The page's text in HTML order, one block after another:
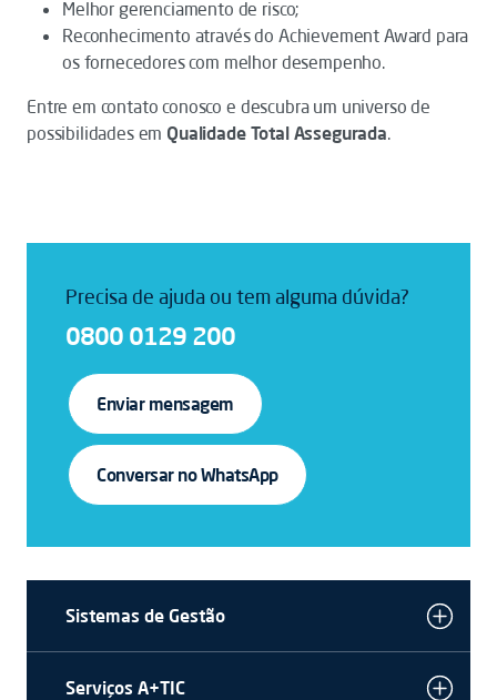
Melhor gerenciamento de risco;
Reconhecimento através do Achievement Award para
os fornecedores com melhor desempenho.
Entre em contato conosco e descubra um universo de
possibilidades em Qualidade Total Assegurada.
Precisa de ajuda ou tem alguma dúvida?
0800 0129 200
Enviar mensagem
Conversar no WhatsApp
Sistemas de Gestão
Serviços A+TIC